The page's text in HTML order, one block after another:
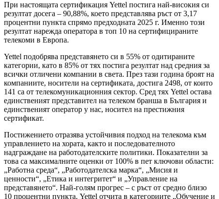
При настоящата сертификация Yettel постига най-високия си
резултат досега – 90,88%, което представлява ръст от 3,17
процентни пункта спрямо предходната 2025 г. Именно този
резултат нарежда оператора в топ 10 на сертифицираните
телекоми в Европа.
Yettel подобрява представянето си в 55% от одитираните
категории, като в 85% от тях постига резултат над средния за
всички отличени компании в света. През тази година броят на
компаниите, носители на сертификата, достига 2498, от които
141 са от телекомуникационния сектор. Сред тях Yettel остава
единственият представител на телеком бранша в България и
единственият оператор у нас, носител на престижния
сертификат.
Постижението отразява устойчивия подход на телекома към
управлението на хората, както и последователното
надграждане на работодателските политики. Показателни за
това са максималните оценки от 100% в пет ключови области:
„Работна среда“, „Работодателска марка“, „Мисия и
ценности“, „Етика и интегритет“ и „Управление на
представянето“. Най-голям прогрес – с ръст от средно близо
10 процентни пункта, Yettel отчита в категориите „Обучение и